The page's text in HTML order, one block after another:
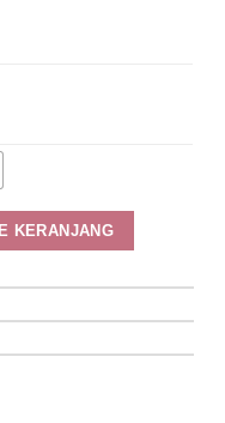
KERANJANG